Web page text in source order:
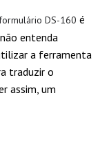
DS-160 é
entenda
a ferramenta
traduzir o
assim, um